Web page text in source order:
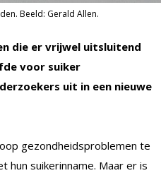
Beeld: Gerald Allen.
die er vrijwel uitsluitend
voor suiker
uit in een nieuwe
gezondheidsproblemen te
hun suikerinname. Maar er is